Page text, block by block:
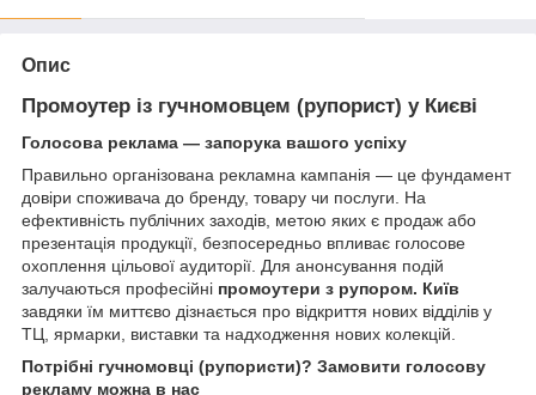
Опис
Промоутер із гучномовцем (рупорист) у Києві
Голосова реклама — запорука вашого успіху
Правильно організована рекламна кампанія — це фундамент
довіри споживача до бренду, товару чи послуги. На
ефективність публічних заходів, метою яких є продаж або
презентація продукції, безпосередньо впливає голосове
охоплення цільової аудиторії. Для анонсування подій
залучаються професійні промоутери з рупором. Київ
завдяки їм миттєво дізнається про відкриття нових відділів у
ТЦ, ярмарки, виставки та надходження нових колекцій.
Потрібні гучномовці (рупористи)? Замовити голосову
рекламу можна в нас